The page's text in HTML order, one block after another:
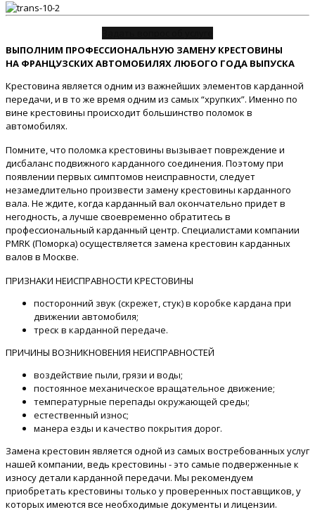
ВЫПОЛНИМ ПРОФЕССИОНАЛЬНУЮ ЗАМЕНУ КРЕСТОВИНЫ
НА ФРАНЦУЗСКИХ АВТОМОБИЛЯХ ЛЮБОГО ГОДА ВЫПУСКА
Крестовина является одним из важнейших элементов карданной
передачи, и в то же время одним из самых “хрупких”. Именно по
вине крестовины происходит большинство поломок в
автомобилях.
Помните, что поломка крестовины вызывает повреждение и
дисбаланс подвижного карданного соединения. Поэтому при
появлении первых симптомов неисправности, следует
незамедлительно произвести замену крестовины карданного
вала. Не ждите, когда карданный вал окончательно придет в
негодность, а лучше своевременно обратитесь в
профессиональный карданный центр. Специалистами компании
PMRK (Поморка) осуществляется замена крестовин карданных
валов в Москве.
ПРИЗНАКИ НЕИСПРАВНОСТИ КРЕСТОВИНЫ
посторонний звук (скрежет, стук) в коробке кардана при
движении автомобиля;
треск в карданной передаче.
ПРИЧИНЫ ВОЗНИКНОВЕНИЯ НЕИСПРАВНОСТЕЙ
воздействие пыли, грязи и воды;
постоянное механическое вращательное движение;
температурные перепады окружающей среды;
естественный износ;
манера езды и качество покрытия дорог.
Замена крестовин является одной из самых востребованных услуг
нашей компании, ведь крестовины - это самые подверженные к
износу детали карданной передачи. Мы рекомендуем
приобретать крестовины только у проверенных поставщиков, у
которых имеются все необходимые документы и лицензии.